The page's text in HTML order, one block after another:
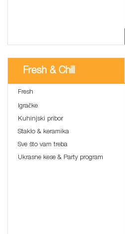
Fresh & Chill
Fresh
Igračke
Kuhinjski pribor
Staklo & keramika
Sve što vam treba
Ukrasne kese & Party program